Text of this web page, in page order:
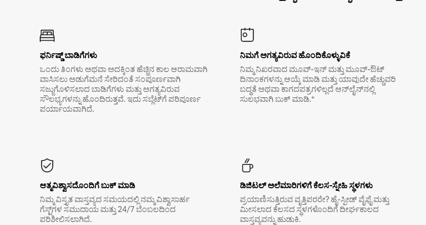
ಫರ್ನಿಷ್ಡ್ ಬಾಡಿಗೆಗಳು
ಒಂದು ತಿಂಗಳು ಅಥವಾ ಅದಕ್ಕಿಂತ ಹೆಚ್ಚಿನ ಕಾಲ ಆರಾಮವಾಗಿ
ವಾಸಿಸಲು ಅಡುಗೆಮನೆ ಸೇರಿದಂತೆ ಸಂಪೂರ್ಣವಾಗಿ
ಸಜ್ಜುಗೊಳಿಸಲಾದ ಬಾಡಿಗೆಗಳು ಮತ್ತು ಅಗತ್ಯವಿರುವ
ಸೌಲಭ್ಯಗಳನ್ನು ಹೊಂದಿರುತ್ತವೆ. ಇದು ಸಬ್ಲೆಟ್‌ಗೆ ಪರಿಪೂರ್ಣ
ಪರ್ಯಾಯವಾಗಿದೆ.
ನಿಮಗೆ ಅಗತ್ಯವಿರುವ ಹೊಂದಿಕೊಳ್ಳುವಿಕೆ
ನಿಮ್ಮ ನಿಖರವಾದ ಮೂವ್-ಇನ್ ಮತ್ತು ಮೂವ್-ಔಟ್
ದಿನಾಂಕಗಳನ್ನು ಆಯ್ಕೆ ಮಾಡಿ ಮತ್ತು ಯಾವುದೇ ಹೆಚ್ಚುವರಿ
ಬದ್ಧತೆ ಅಥವಾ ಕಾಗದಪತ್ರಗಳಿಲ್ಲದೆ ಆನ್‌ಲೈನ್‌ನಲ್ಲಿ
ಸುಲಭವಾಗಿ ಬುಕ್ ಮಾಡಿ.*
ಆತ್ಮವಿಶ್ವಾಸದೊಂದಿಗೆ ಬುಕ್ ಮಾಡಿ
ನಿಮ್ಮ ವಿಸ್ತೃತ ವಾಸ್ತವ್ಯದ ಸಮಯದಲ್ಲಿ ನಮ್ಮ ವಿಶ್ವಾಸಾರ್ಹ
ಗೆಸ್ಟ್‌ಗಳ ಸಮುದಾಯ ಮತ್ತು 24/7 ಬೆಂಬಲದಿಂದ
ಪರಿಶೀಲಿಸಲಾಗಿದೆ.
ಡಿಜಿಟಲ್ ಅಲೆಮಾರಿಗಳಿಗೆ ಕೆಲಸ-ಸ್ನೇಹಿ ಸ್ಥಳಗಳು
ಪ್ರಯಾಣಿಸುತ್ತಿರುವ ವೃತ್ತಿಪರರೇ? ಹೈ-ಸ್ಪೀಡ್ ವೈಫೈ ಮತ್ತು
ಮೀಸಲಾದ ಕೆಲಸದ ಸ್ಥಳಗಳೊಂದಿಗೆ ದೀರ್ಘಕಾಲದ
ವಾಸ್ತವ್ಯವನ್ನು ಹುಡುಕಿ.